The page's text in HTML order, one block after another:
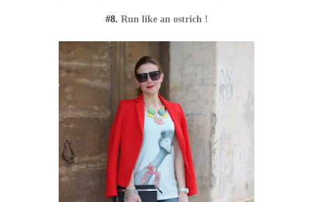
#8. Run like an ostrich !